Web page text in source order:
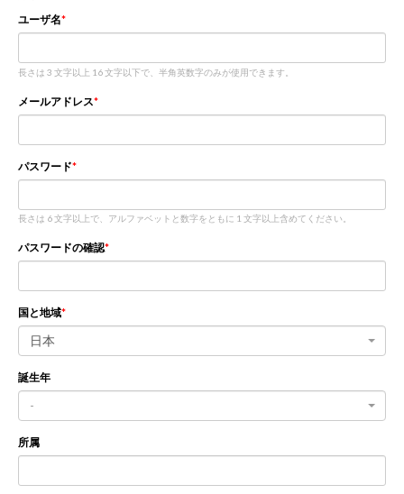
ユーザ名
長さは 3 文字以上 16 文字以下で、半角英数字のみが使用できます。
メールアドレス
パスワード
長さは 6 文字以上で、アルファベットと数字をともに 1 文字以上含めてください。
パスワードの確認
国と地域
日本
誕生年
-
所属